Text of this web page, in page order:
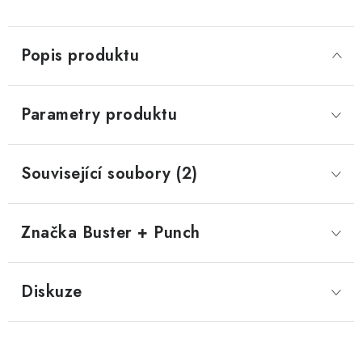
ZNAČKY
Oboroví ODBORNÍCI
Doporučujeme
Popis produktu
Parametry produktu
Související soubory (2)
Značka Buster + Punch
Diskuze